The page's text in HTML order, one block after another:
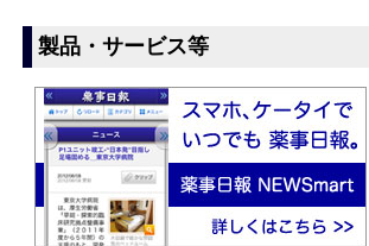
製品・サービス等